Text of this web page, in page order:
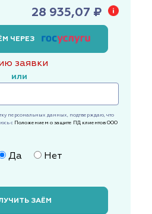
28 935,07 ₽
ЧЕРЕЗ
заявки
или
персональных данных, подтверждаю, что
с Положением о защите ПД клиентов ООО
Да Нет
ЗАЁМ